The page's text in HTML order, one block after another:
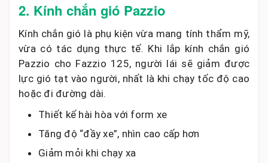
2. Kính chắn gió Pazzio
Kính chắn gió là phụ kiện vừa mang tính thẩm mỹ,
vừa có tác dụng thực tế. Khi lắp kính chắn gió
Pazzio cho Fazzio 125, người lái sẽ giảm được
lực gió tạt vào người, nhất là khi chạy tốc độ cao
hoặc đi đường dài.
Thiết kế hài hòa với form xe
Tăng độ “đầy xe”, nhìn cao cấp hơn
Giảm mỏi khi chạy xa